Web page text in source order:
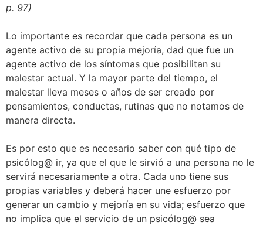
p. 97)
Lo importante es recordar que cada persona es un
agente activo de su propia mejoría, dad que fue un
agente activo de los síntomas que posibilitan su
malestar actual. Y la mayor parte del tiempo, el
malestar lleva meses o años de ser creado por
pensamientos, conductas, rutinas que no notamos de
manera directa.
Es por esto que es necesario saber con qué tipo de
psicólog@ ir, ya que el que le sirvió a una persona no le
servirá necesariamente a otra. Cada uno tiene sus
propias variables y deberá hacer une esfuerzo por
generar un cambio y mejoría en su vida; esfuerzo que
no implica que el servicio de un psicólog@ sea